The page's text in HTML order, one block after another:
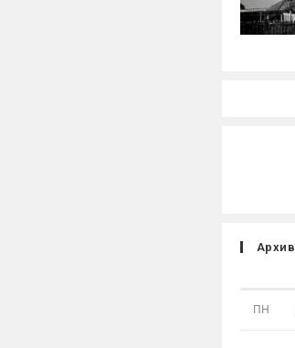
Архив
ПН